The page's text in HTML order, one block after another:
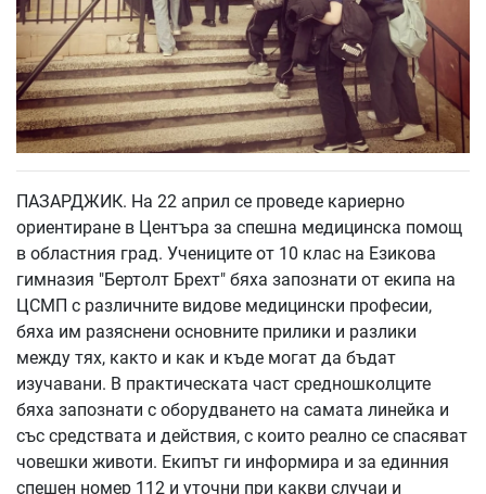
ПАЗАРДЖИК. На 22 април се проведе кариерно
ориентиране в Центъра за спешна медицинска помощ
в областния град. Учениците от 10 клас на Езикова
гимназия "Бертолт Брехт" бяха запознати от екипа на
ЦСМП с различните видове медицински професии,
бяха им разяснени основните прилики и разлики
между тях, както и как и къде могат да бъдат
изучавани. В практическата част средношколците
бяха запознати с оборудването на самата линейка и
със средствата и действия, с които реално се спасяват
човешки животи. Екипът ги информира и за единния
спешен номер 112 и уточни при какви случаи и